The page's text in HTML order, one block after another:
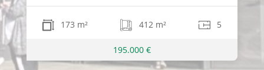
173 m² 412 m² 5
195.000 €